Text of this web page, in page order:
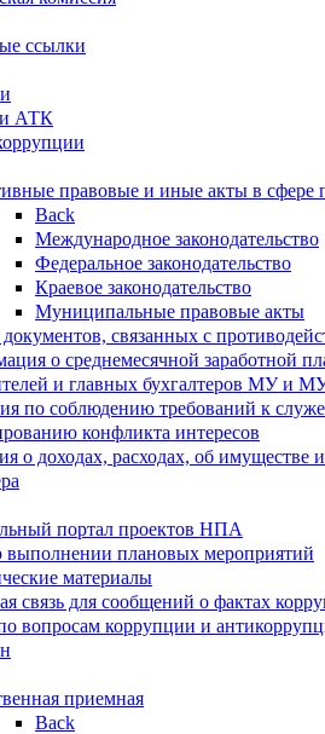
ссылки
АТК
правовые и иные акты в сфере
Back
Международное законодательство
Федеральное законодательство
Краевое законодательство
Муниципальные правовые акты
связанных с
о среднемесячной заработной
и главных бухгалтеров МУ и
по соблюдению требований к
конфликта интересов
о доходах, расходах, об имуществе
портал проектов НПА
выполнении плановых мероприятий
материалы
связь для сообщений о фактах
вопросам коррупции и
приемная
Back